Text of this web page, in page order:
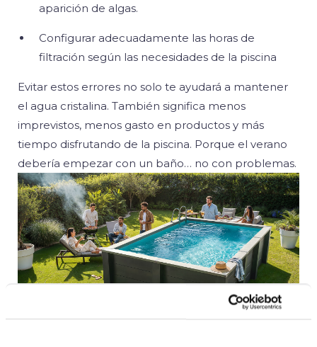
aparición de algas.
Configurar adecuadamente las horas de
filtración según las necesidades de la piscina
Evitar estos errores no solo te ayudará a mantener
el agua cristalina. También significa menos
imprevistos, menos gasto en productos y más
tiempo disfrutando de la piscina. Porque el verano
debería empezar con un baño… no con problemas.